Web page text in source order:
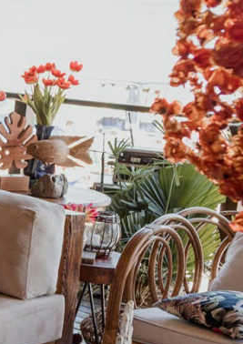
de 2024
na Praia: A União
Sofisticação e
de 2024 1
Festa de
Uma
dos Sonhos ao
de 2024 1